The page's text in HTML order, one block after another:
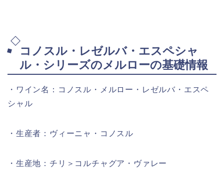
コノスル・レゼルバ・エスペシャ
ル・シリーズのメルローの基礎情報
・ワイン名：コノスル・メルロー・レゼルバ・エスペ
シャル
・生産者：ヴィーニャ・コノスル
・生産地：チリ＞コルチャグア・ヴァレー